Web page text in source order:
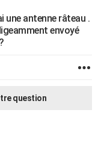
une antenne râteau .
envoyé
question